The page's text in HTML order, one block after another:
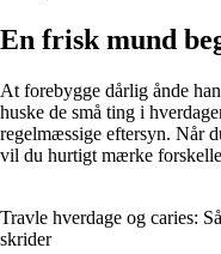
En frisk mund
At forebygge dårlig ånde
huske de små ting i
regelmæssige eftersyn. Når
vil du hurtigt mærke
Travle hverdage og caries:
skrider